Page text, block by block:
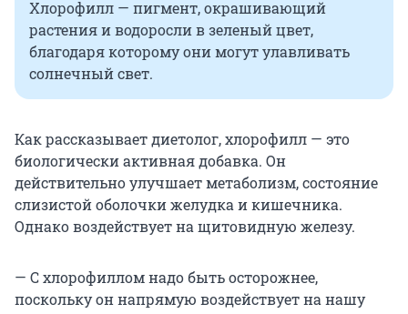
Хлорофилл — пигмент, окрашивающий
растения и водоросли в зеленый цвет,
благодаря которому они могут улавливать
солнечный свет.
Как рассказывает диетолог, хлорофилл — это
биологически активная добавка. Он
действительно улучшает метаболизм, состояние
слизистой оболочки желудка и кишечника.
Однако воздействует на щитовидную железу.
— С хлорофиллом надо быть осторожнее,
поскольку он напрямую воздействует на нашу